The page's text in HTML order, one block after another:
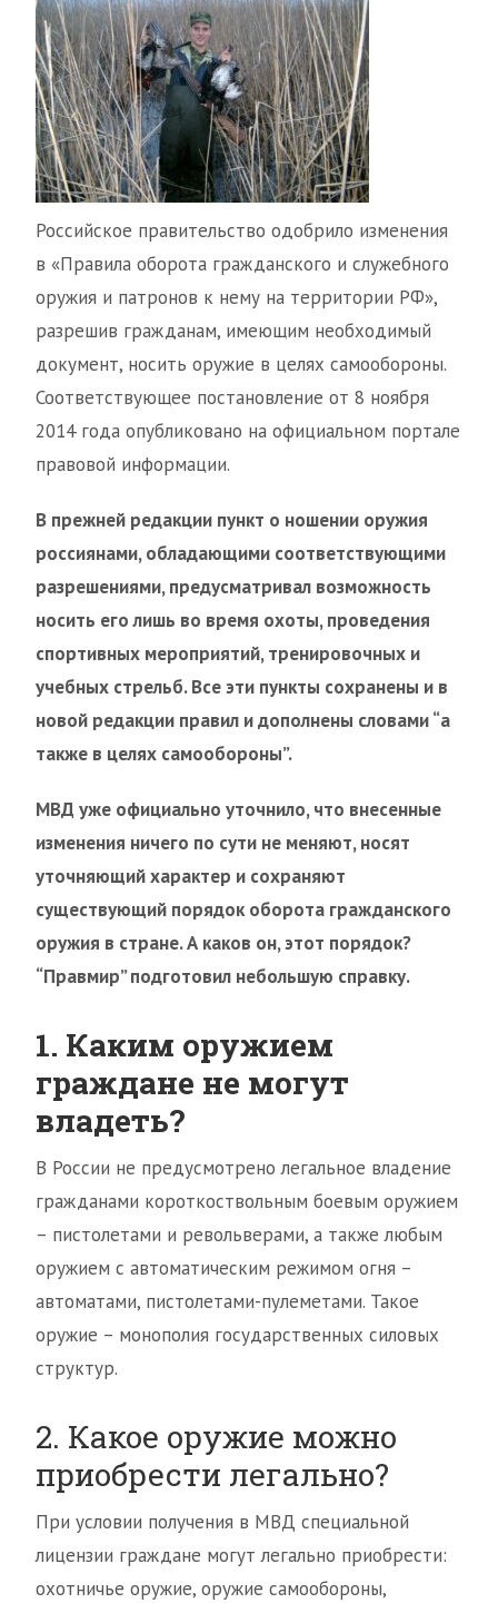
Российское правительство одобрило изменения
в «Правила оборота гражданского и служебного
оружия и патронов к нему на территории РФ»,
разрешив гражданам, имеющим необходимый
документ, носить оружие в целях самообороны.
Соответствующее постановление от 8 ноября
2014 года опубликовано на официальном портале
правовой информации.
В прежней редакции пункт о ношении оружия
россиянами, обладающими соответствующими
разрешениями, предусматривал возможность
носить его лишь во время охоты, проведения
спортивных мероприятий, тренировочных и
учебных стрельб. Все эти пункты сохранены и в
новой редакции правил и дополнены словами “а
также в целях самообороны”.
МВД уже официально уточнило, что внесенные
изменения ничего по сути не меняют, носят
уточняющий характер и сохраняют
существующий порядок оборота гражданского
оружия в стране. А каков он, этот порядок?
“Правмир” подготовил небольшую справку.
1. Каким оружием
граждане не могут
владеть?
В России не предусмотрено легальное владение
гражданами короткоствольным боевым оружием
– пистолетами и револьверами, а также любым
оружием с автоматическим режимом огня –
автоматами, пистолетами-пулеметами. Такое
оружие – монополия государственных силовых
структур.
2. Какое оружие можно
приобрести легально?
При условии получения в МВД специальной
лицензии граждане могут легально приобрести:
охотничье оружие, оружие самообороны,